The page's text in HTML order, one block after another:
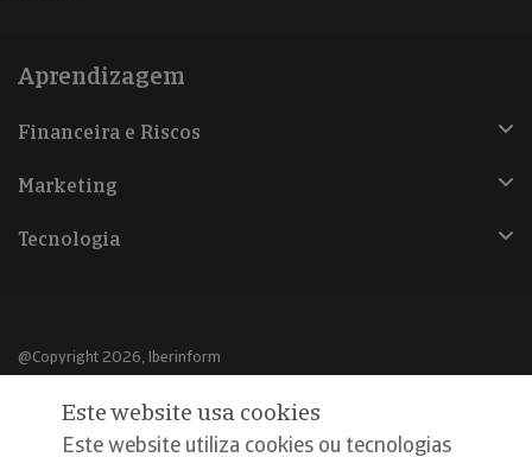
Aprendizagem
Financeira e Riscos
Marketing
Tecnologia
@Copyright 2026, Iberinform
Aviso legalEste website usa cookies
Este website utiliza cookies ou tecnologias